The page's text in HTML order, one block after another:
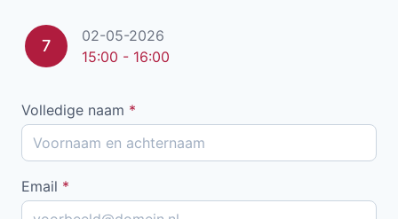
7
02-05-2026
15:00 - 16:00
Volledige naam *
Email *